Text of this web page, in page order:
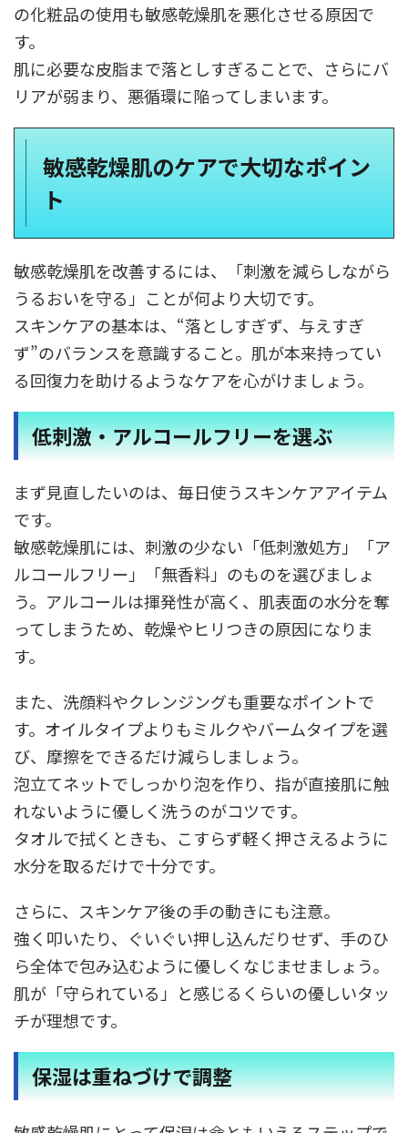
の化粧品の使用も敏感乾燥肌を悪化させる原因で
す。
肌に必要な皮脂まで落としすぎることで、さらにバ
リアが弱まり、悪循環に陥ってしまいます。
敏感乾燥肌のケアで大切なポイン
ト
敏感乾燥肌を改善するには、「刺激を減らしながら
うるおいを守る」ことが何より大切です。
スキンケアの基本は、“落としすぎず、与えすぎ
ず”のバランスを意識すること。肌が本来持ってい
る回復力を助けるようなケアを心がけましょう。
低刺激・アルコールフリーを選ぶ
まず見直したいのは、毎日使うスキンケアアイテム
です。
敏感乾燥肌には、刺激の少ない「低刺激処方」「ア
ルコールフリー」「無香料」のものを選びましょ
う。アルコールは揮発性が高く、肌表面の水分を奪
ってしまうため、乾燥やヒリつきの原因になりま
す。
また、洗顔料やクレンジングも重要なポイントで
す。オイルタイプよりもミルクやバームタイプを選
び、摩擦をできるだけ減らしましょう。
泡立てネットでしっかり泡を作り、指が直接肌に触
れないように優しく洗うのがコツです。
タオルで拭くときも、こすらず軽く押さえるように
水分を取るだけで十分です。
さらに、スキンケア後の手の動きにも注意。
強く叩いたり、ぐいぐい押し込んだりせず、手のひ
ら全体で包み込むように優しくなじませましょう。
肌が「守られている」と感じるくらいの優しいタッ
チが理想です。
保湿は重ねづけで調整